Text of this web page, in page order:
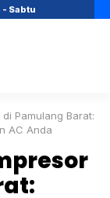
- Sabtu
Pamulang Barat:
AC Anda